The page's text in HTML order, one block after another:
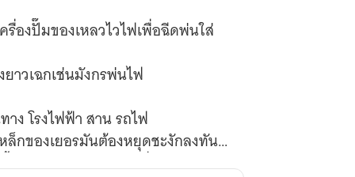
องปั๊มของเหลวไวไฟเพื่อฉีดพ่นใส่
าวเฉกเช่นมังกรพ่นไฟ
ง โรงไฟฟ้า สาน รถไฟ
กของเยอรมันต้องหยุดชะงักลงทันที
งวิทยาการอีกมากมายที่รอการค้นพบ